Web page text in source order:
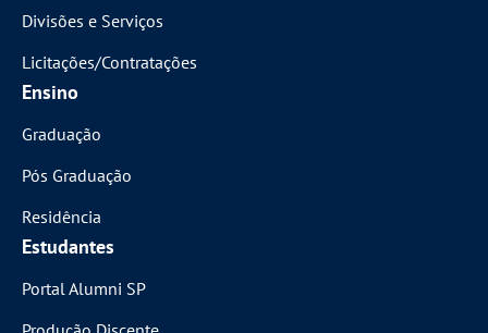
Divisões e Serviços
Licitações/Contratações
Ensino
Graduação
Pós Graduação
Residência
Estudantes
Portal Alumni SP